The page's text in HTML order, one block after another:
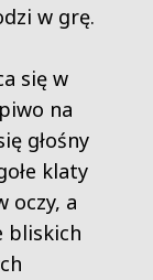
w grę.
się w
na
głośny
klaty
oczy, a
bliskich